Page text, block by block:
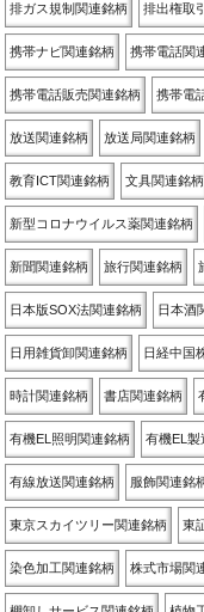
排ガス規制関連銘柄 排出権取
携帯ナビ関連銘柄 携帯電話関
携帯電話販売関連銘柄 携帯電
放送関連銘柄 放送局関連銘柄
教育ICT関連銘柄 文具関連銘柄
新型コロナウイルス薬関連銘柄
新聞関連銘柄 旅行関連銘柄
日本版SOX法関連銘柄 日本酒
日用雑貨卸関連銘柄 日経中国
時計関連銘柄 書店関連銘柄
有機EL照明関連銘柄 有機EL製
有線放送関連銘柄 服飾関連銘
東京スカイツリー関連銘柄 東
染色加工関連銘柄 株式市場関